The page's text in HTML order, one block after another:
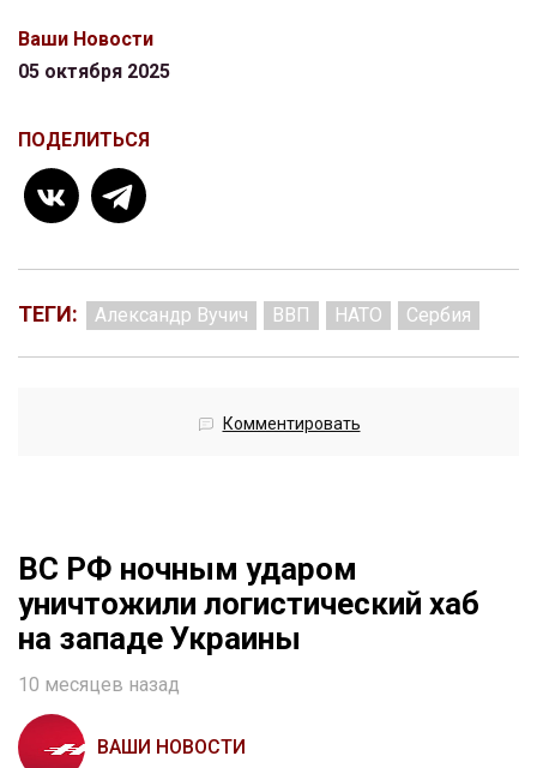
Ваши Новости
05 октября 2025
ПОДЕЛИТЬСЯ
ТЕГИ: Александр Вучич ВВП НАТО Сербия
Комментировать
ВС РФ ночным ударом
уничтожили логистический хаб
на западе Украины
10 месяцев назад
ВАШИ НОВОСТИ